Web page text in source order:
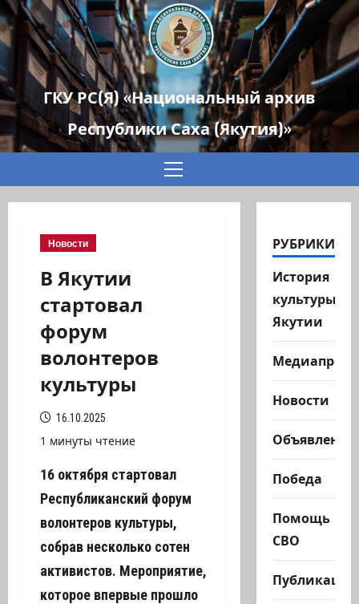
ГКУ РС(Я) «Национальный архив
Республики Саха (Якутия)»
Основное
Новости
В Якутии
стартовал
форум
волонтеров
культуры
16.10.2025
1 минуты чтение
16 октября стартовал
Республиканский форум
волонтеров культуры,
собрав несколько сотен
активистов. Мероприятие,
которое впервые прошло
РУБРИКИ
История
культуры
Якутии
Новости
Объявления
Победа
Помощь
СВО
Публикации